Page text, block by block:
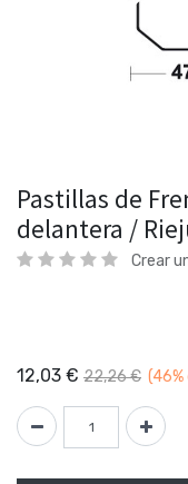
Pastillas de
delantera /
Crear
12,03 € 22,26€ (46%